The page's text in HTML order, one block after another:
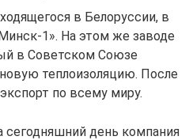
в Белоруссии, в
1». На этом же заводе
в Советском Союзе
теплоизоляцию. После
по всему миру.
сегодняшний день компания